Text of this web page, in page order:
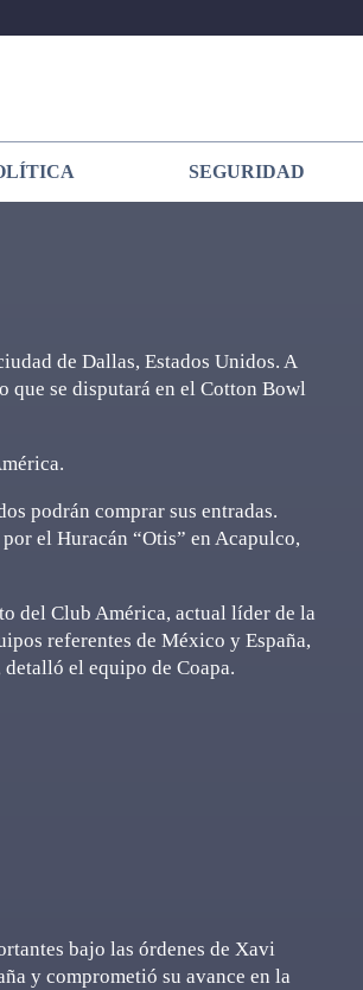
SEGURIDAD
de Dallas, Estados Unidos. A
que se disputará en el Cotton Bowl
podrán comprar sus entradas.
el Huracán “Otis” en Acapulco,
del Club América, actual líder de la
referentes de México y España,
el equipo de Coapa.
bajo las órdenes de Xavi
y comprometió su avance en la